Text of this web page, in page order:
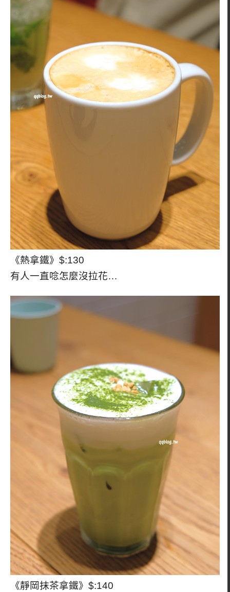
《熱拿鐵》$:130
有人一直唸怎麼沒拉花…
《靜岡抹茶拿鐵》$:140